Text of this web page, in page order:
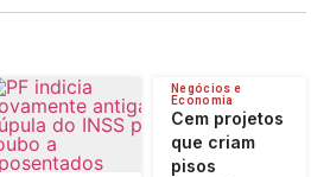
Negócios e
Economia
Cem projetos
que criam
pisos